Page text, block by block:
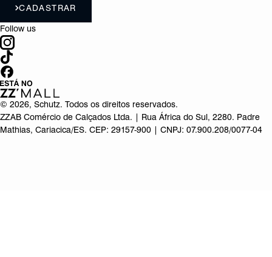
CADASTRAR
Follow us
© 2026, Schutz. Todos os direitos reservados.
ZZAB Comércio de Calçados Ltda. | Rua África do Sul, 2280. Padre
Mathias, Cariacica/ES. CEP: 29157-900 | CNPJ: 07.900.208/0077-04